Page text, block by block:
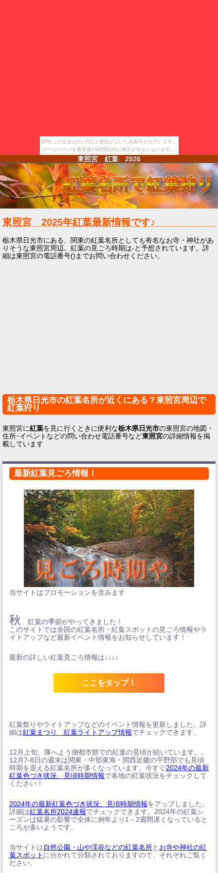
[PR] この広告は3ヶ月以上更新がないため表示されています。
ホームページを更新後24時間以内に表示されなくなります。
東照宮 紅葉 2026
東照宮 2025年紅葉最新情報です♪
栃木県日光市にある、関東の紅葉名所としても有名なお寺・神社があ
りそうな東照宮周辺。紅葉の見ごろ時期は-と予想されています。詳
細は東照宮の電話番号()までお問い合わせください。
栃木県日光市の紅葉名所が近くにある？東照宮周辺で
紅葉狩り
東照宮に紅葉を見に行くときに便利な栃木県日光市の東照宮の地図・
住所･イベントなどの問い合わせ電話番号など東照宮の詳細情報を掲
載しています
最新紅葉見ごろ情報！
当サイトはプロモーションを含みます
秋
、紅葉の季節がやってきました！
このサイトでは全国の紅葉名所・紅葉スポットの見ごろ情報やラ
イトアップなど最新イベント情報をお知らせしています！
最新の詳しい紅葉見ごろ情報は↓↓↓↓
ここをタップ！
紅葉祭りやライトアップなどのイベント情報を更新しました。詳
細は紅葉まつり 紅葉ライトアップ情報でチェックできます。
12月上旬、隊へよう側都市部での紅葉の見頃が続いています。。
12月7-8日の週末は関東・中部東海・関西近畿の平野部でも見頃
時期を迎える紅葉名所が多くなっています。今すぐ2024年の最新
紅葉色づき状況、見頃時期情報で各地の紅葉状況をチェックして
ください！
2024年の最新紅葉色づき状況、見頃時期情報をアップしました。
詳細は紅葉名所2024速報でチェックできます。2024年の紅葉シ
ーズンは猛暑の影響で全体に例年より1－2週間遅くなっていると
ころが多いようです。
当サイトは自然公園・山や渓谷などの紅葉名所と お寺や神社の紅
葉スポット に分かれて分類されておりますので、それぞれご覧く
ださい。